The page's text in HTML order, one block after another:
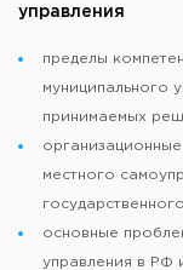
управления
пределы
муниципального
принимаемых
местного
основные
управления в РФ